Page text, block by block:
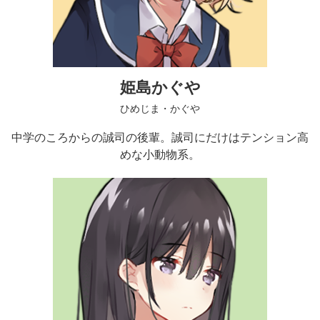
姫島かぐや
ひめじま・かぐや
中学のころからの誠司の後輩。誠司にだけはテンション高
めな小動物系。